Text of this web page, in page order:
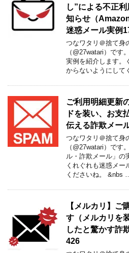
し”による不正
知らせ（
迷惑メール実例
つなワタリ＠捨て身
（@27watari）です
実例を紹介します。
からないようにし
ご利用明細更新
ドを装い、お支
伝える詐欺メー
つなワタリ＠捨て身
（@27watari）です
ル・詐欺メール」の
くれぐれも迷惑メー
くださいね。 &nbs …
【メルカリ】ご
す（メルカリを
したと驚かす詐
426